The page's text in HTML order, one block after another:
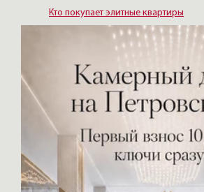
Кто покупает элитные квартиры